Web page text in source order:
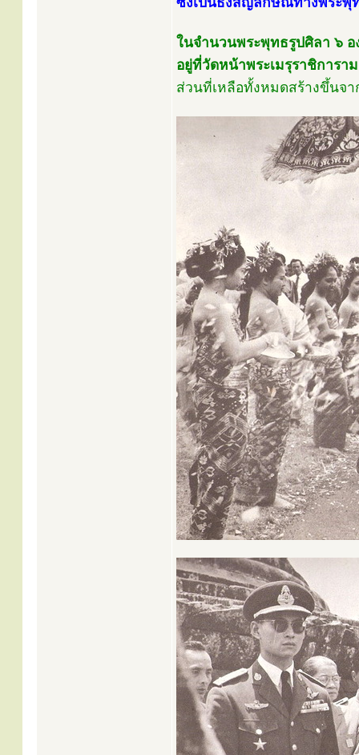
ในจำนวนพระพุทธรูปศิลา ๖ อ
อยู่ที่วัดหน้าพระเมรุราชิการา
ส่วนที่เหลือทั้งหมดสร้างขึ้นจา